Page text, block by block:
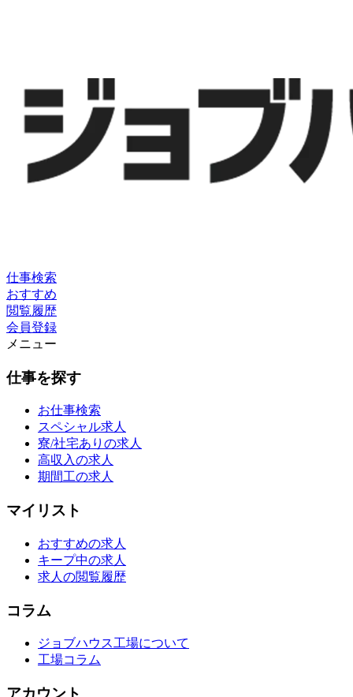
仕事検索
おすすめ
閲覧履歴
会員登録
メニュー
仕事を探す
お仕事検索
スペシャル求人
寮/社宅ありの求人
高収入の求人
期間工の求人
マイリスト
おすすめの求人
キープ中の求人
求人の閲覧履歴
コラム
ジョブハウス工場について
工場コラム
アカウント